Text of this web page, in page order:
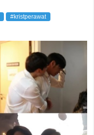
#kristperawat